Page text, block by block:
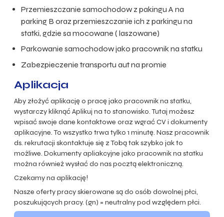
Przemieszczanie samochodow z pakingu A na
parking B oraz przemieszczanie ich z parkingu na
statki, gdzie sa mocowane ( laszowane)
Parkowanie samochodow jako pracownik na statku
Zabezpieczenie transportu aut na promie
Aplikacja
Aby złożyć aplikację o pracę jako pracownik na statku,
wystarczy kliknąć Aplikuj na to stanowisko. Tutaj możesz
wpisać swoje dane kontaktowe oraz wgrać CV i dokumenty
aplikacyjne. To wszystko trwa tylko 1 minutę. Nasz pracownik
ds. rekrutacji skontaktuje się z Tobą tak szybko jak to
możliwe. Dokumenty apliakcyjne jako pracownik na statku
można również wysłać do nas pocztą elektroniczną.
Czekamy na aplikację!
Nasze oferty pracy skierowane są do osób dowolnej płci,
poszukujących pracy. (gn) = neutralny pod względem płci.